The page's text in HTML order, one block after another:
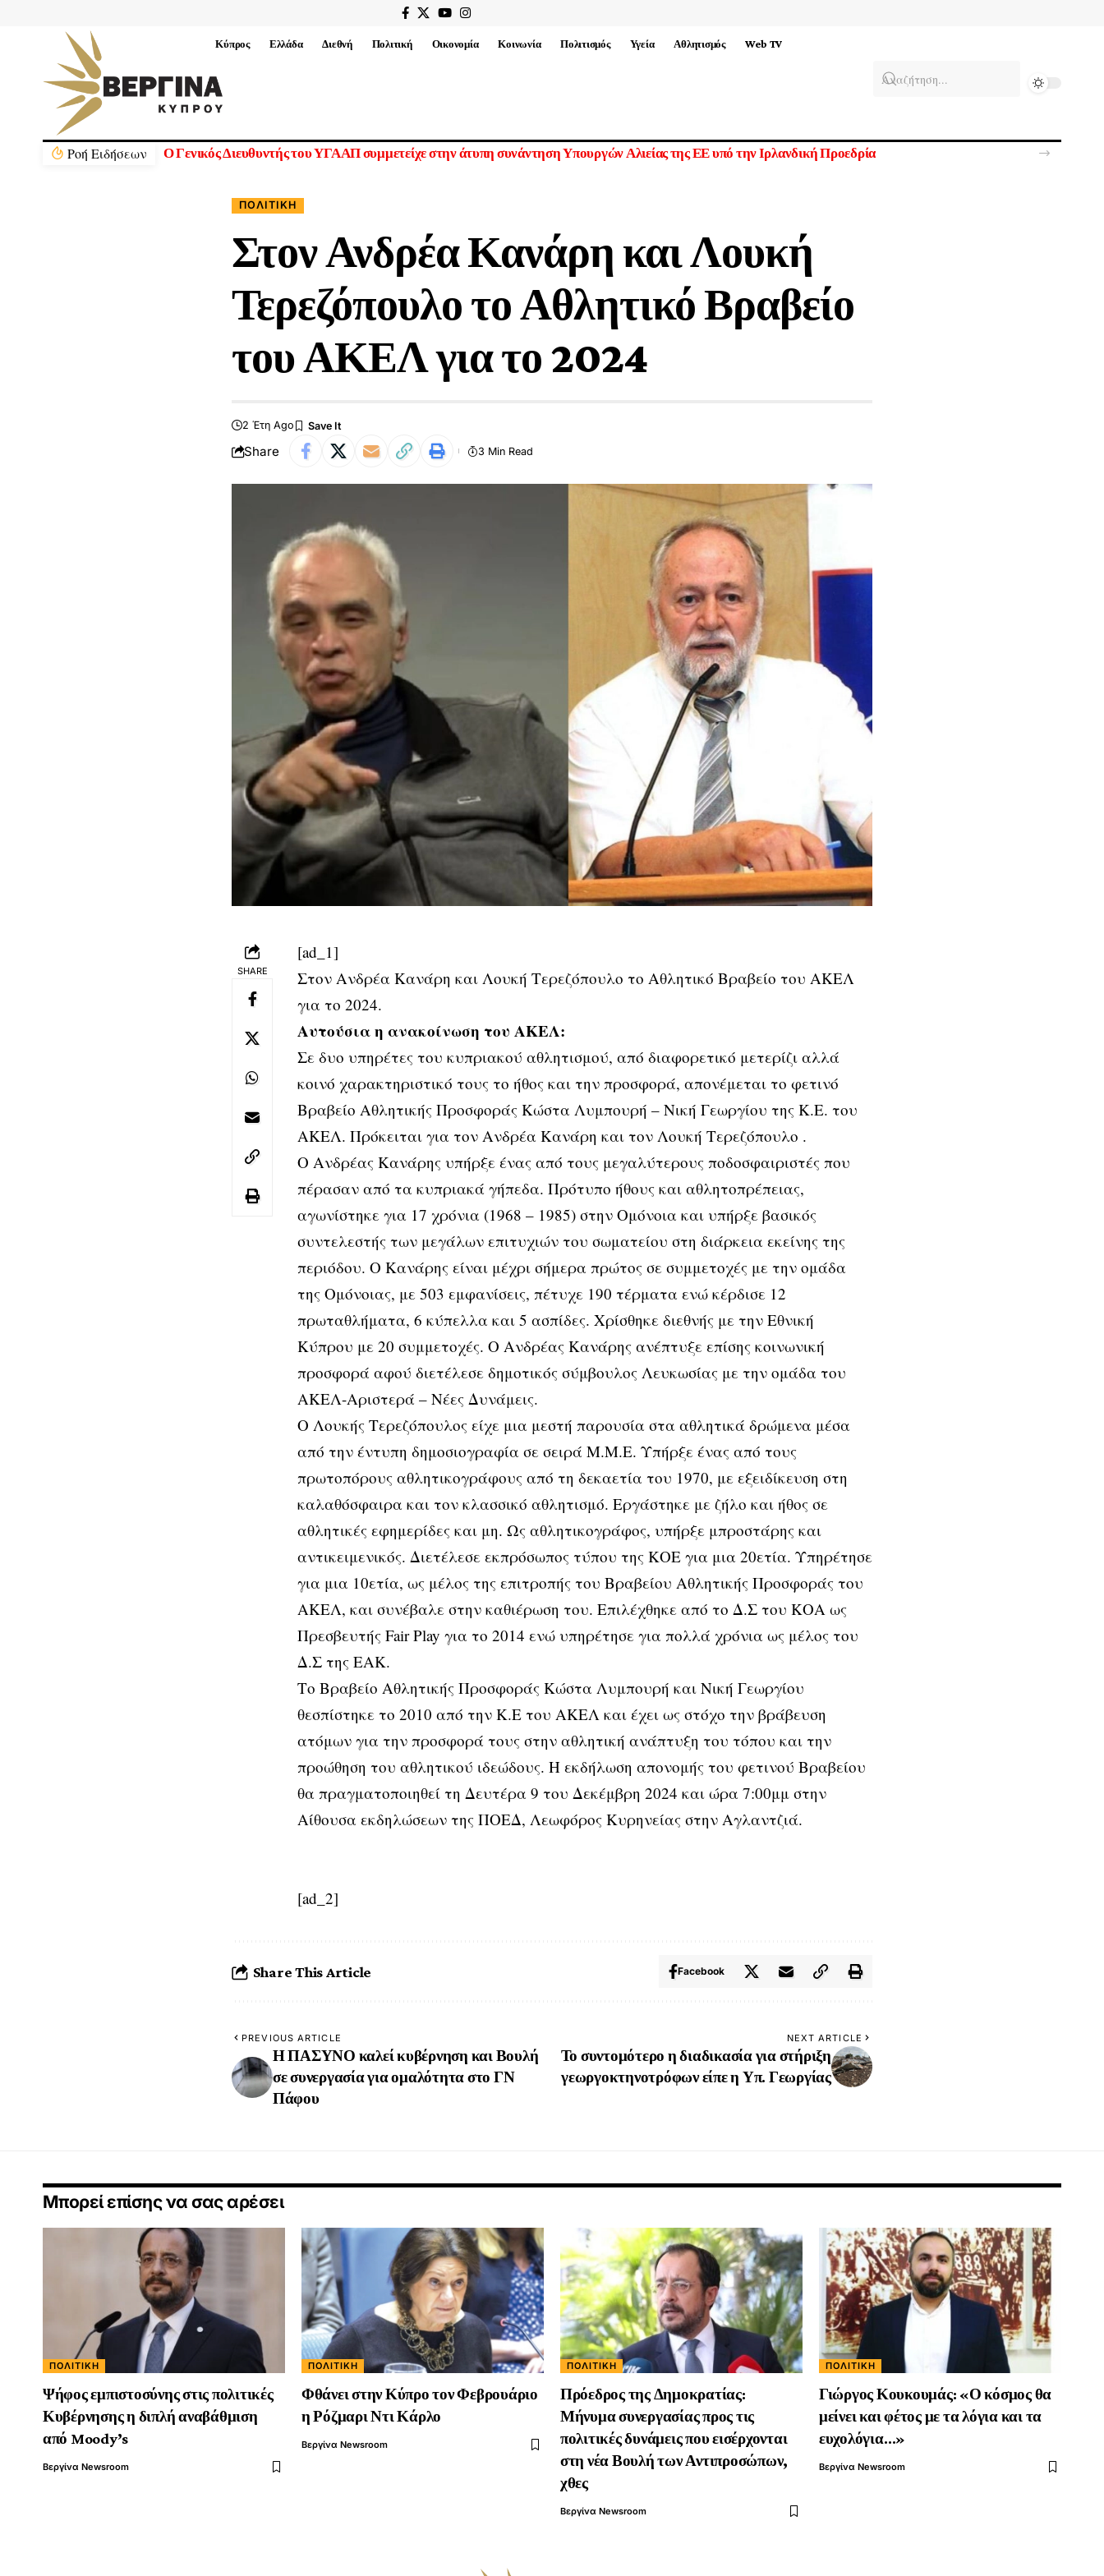
Κύπρος Ελλάδα Διεθνή Πολιτική Οικονομία Κοινωνία Πολιτισμός Υγεία Αθλητισμός Web TV
Ρoή Ειδήσεων Η ΕΕ διαθέτει 1,4 δισ. ευρώ από τους τόκους παγωμένων ρωσικών περιουσιακών στοιχείων για την Ουκρανία
ΠΟΛΙΤΙΚΉ
Στον Ανδρέα Κανάρη και Λουκή
Τερεζόπουλο το Αθλητικό Βραβείο
του ΑΚΕΛ για το 2024
2 Έτη Ago
Share 3 Min Read
SHARE
[ad_1]
Στον Ανδρέα Κανάρη και Λουκή Τερεζόπουλο το Αθλητικό Βραβείο του ΑΚΕΛ
για το 2024.
Αυτούσια η ανακοίνωση του ΑΚΕΛ:
Σε δυο υπηρέτες του κυπριακού αθλητισμού, από διαφορετικό μετερίζι αλλά
κοινό χαρακτηριστικό τους το ήθος και την προσφορά, απονέμεται το φετινό
Βραβείο Αθλητικής Προσφοράς Κώστα Λυμπουρή – Νική Γεωργίου της Κ.Ε. του
ΑΚΕΛ. Πρόκειται για τον Ανδρέα Κανάρη και τον Λουκή Τερεζόπουλο .
Ο Ανδρέας Κανάρης υπήρξε ένας από τους μεγαλύτερους ποδοσφαιριστές που
πέρασαν από τα κυπριακά γήπεδα. Πρότυπο ήθους και αθλητοπρέπειας,
αγωνίστηκε για 17 χρόνια (1968 – 1985) στην Ομόνοια και υπήρξε βασικός
συντελεστής των μεγάλων επιτυχιών του σωματείου στη διάρκεια εκείνης της
περιόδου. Ο Κανάρης είναι μέχρι σήμερα πρώτος σε συμμετοχές με την ομάδα
της Ομόνοιας, με 503 εμφανίσεις, πέτυχε 190 τέρματα ενώ κέρδισε 12
πρωταθλήματα, 6 κύπελλα και 5 ασπίδες. Χρίσθηκε διεθνής με την Εθνική
Κύπρου με 20 συμμετοχές. Ο Ανδρέας Κανάρης ανέπτυξε επίσης κοινωνική
προσφορά αφού διετέλεσε δημοτικός σύμβουλος Λευκωσίας με την ομάδα του
ΑΚΕΛ-Αριστερά – Νέες Δυνάμεις.
Ο Λουκής Τερεζόπουλος είχε μια μεστή παρουσία στα αθλητικά δρώμενα μέσα
από την έντυπη δημοσιογραφία σε σειρά Μ.Μ.Ε. Υπήρξε ένας από τους
πρωτοπόρους αθλητικογράφους από τη δεκαετία του 1970, με εξειδίκευση στη
καλαθόσφαιρα και τον κλασσικό αθλητισμό. Εργάστηκε με ζήλο και ήθος σε
αθλητικές εφημερίδες και μη. Ως αθλητικογράφος, υπήρξε μπροστάρης και
αντικειμενικός. Διετέλεσε εκπρόσωπος τύπου της ΚΟΕ για μια 20ετία. Υπηρέτησε
για μια 10ετία, ως μέλος της επιτροπής του Βραβείου Αθλητικής Προσφοράς του
ΑΚΕΛ, και συνέβαλε στην καθιέρωση του. Επιλέχθηκε από το Δ.Σ του ΚΟΑ ως
Πρεσβευτής Fair Play για το 2014 ενώ υπηρέτησε για πολλά χρόνια ως μέλος του
Δ.Σ της ΕΑΚ.
Το Βραβείο Αθλητικής Προσφοράς Κώστα Λυμπουρή και Νική Γεωργίου
θεσπίστηκε το 2010 από την Κ.Ε του ΑΚΕΛ και έχει ως στόχο την βράβευση
ατόμων για την προσφορά τους στην αθλητική ανάπτυξη του τόπου και την
προώθηση του αθλητικού ιδεώδους. Η εκδήλωση απονομής του φετινού Βραβείου
θα πραγματοποιηθεί τη Δευτέρα 9 του Δεκέμβρη 2024 και ώρα 7:00μμ στην
Αίθουσα εκδηλώσεων της ΠΟΕΔ, Λεωφόρος Κυρηνείας στην Αγλαντζιά.
[ad_2]
Share This Article Facebook
PREVIOUS ARTICLE
Η ΠΑΣΥΝΟ καλεί κυβέρνηση και Βουλή
σε συνεργασία για ομαλότητα στο ΓΝ
Πάφου
NEXT ARTICLE
Το συντομότερο η διαδικασία για στήριξη
γεωργοκτηνοτρόφων είπε η Υπ. Γεωργίας
Μπορεί επίσης να σας αρέσει
ΠΟΛΙΤΙΚΉ
Ψήφος εμπιστοσύνης στις πολιτικές
Κυβέρνησης η διπλή αναβάθμιση
από Moody’s
Βεργίνα Newsroom
ΠΟΛΙΤΙΚΉ
Φθάνει στην Κύπρο τον Φεβρουάριο
η Ρόζμαρι Ντι Κάρλο
Βεργίνα Newsroom
ΠΟΛΙΤΙΚΉ
Πρόεδρος της Δημοκρατίας:
Μήνυμα συνεργασίας προς τις
πολιτικές δυνάμεις που εισέρχονται
στη νέα Βουλή των Αντιπροσώπων,
χθες
Βεργίνα Newsroom
ΠΟΛΙΤΙΚΉ
Γιώργος Κουκουμάς: «Ο κόσμος θα
μείνει και φέτος με τα λόγια και τα
ευχολόγια…»
Βεργίνα Newsroom